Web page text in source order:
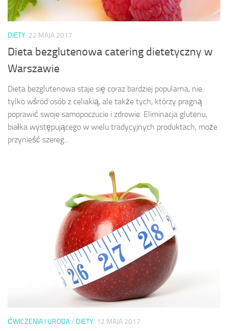
DIETY 22 MAJA 2017
Dieta bezglutenowa catering dietetyczny w
Warszawie
Dieta bezglutenowa staje się coraz bardziej popularna, nie
tylko wśród osób z celiakią, ale także tych, którzy pragną
poprawić swoje samopoczucie i zdrowie. Eliminacja glutenu,
białka występującego w wielu tradycyjnych produktach, może
przynieść szereg...
ĆWICZENIA I URODA/ DIETY 12 MAJA 2017